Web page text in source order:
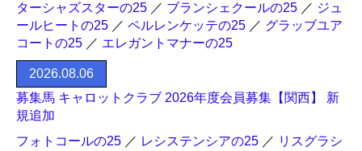
ターシャズスターの25 ／ ブランシェクールの25 ／ ジュ
ールヒートの25 ／ ペルレンケッテの25 ／ グラッブユア
コートの25 ／ エレガントマナーの25
2026.08.06
募集馬 キャロットクラブ 2026年度会員募集【関西】 新
規追加
フォトコールの25 ／ レシステンシアの25 ／ リスグラシ